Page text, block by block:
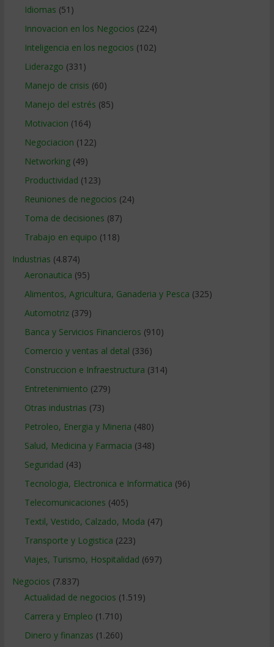
Idiomas (51)
Innovacion en los Negocios (224)
Inteligencia en los negocios (102)
Liderazgo (331)
Manejo de crisis (60)
Manejo del estrés (85)
Motivacion (164)
Negociacion (122)
Networking(49)
Productividad (123)
Reuniones de negocios (24)
Toma de decisiones (87)
Trabajo en equipo (118)
Industrias (4.874)
Aeronautica (95)
Alimentos, Agricultura, Ganaderia y Pesca (325)
Automotriz(379)
Banca y Servicios Financieros (910)
Comercio y ventas al detal (336)
Construccion e Infraestructura (314)
Entretenimiento (279)
Otras industrias (73)
Petroleo, Energia y Mineria (480)
Salud, Medicina y Farmacia (348)
Seguridad (43)
Tecnologia, Electronica e Informatica (96)
Telecomunicaciones (405)
Textil, Vestido, Calzado, Moda (47)
Transporte y Logistica (223)
Viajes, Turismo, Hospitalidad (697)
Negocios (7.837)
Actualidad de negocios (1.519)
Carrera y Empleo (1.710)
Dinero y finanzas (1.260)